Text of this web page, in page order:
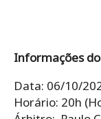
Informações
Data: 06/10/
Horário: 20h